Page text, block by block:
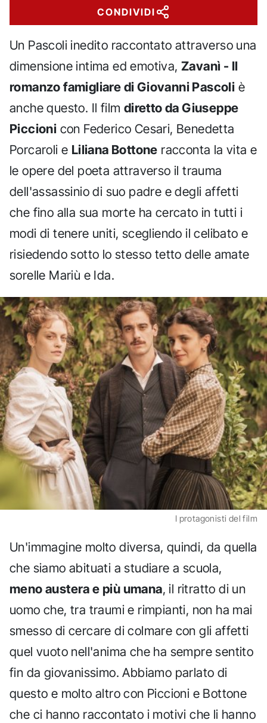
CONDIVIDI
Un Pascoli inedito raccontato attraverso una
dimensione intima ed emotiva, Zavanì - Il
romanzo famigliare di Giovanni Pascoli è
anche questo. Il film diretto da Giuseppe
Piccioni con Federico Cesari, Benedetta
Porcaroli e Liliana Bottone racconta la vita e
le opere del poeta attraverso il trauma
dell'assassinio di suo padre e degli affetti
che fino alla sua morte ha cercato in tutti i
modi di tenere uniti, scegliendo il celibato e
risiedendo sotto lo stesso tetto delle amate
sorelle Mariù e Ida.
I protagonisti del film
Un'immagine molto diversa, quindi, da quella
che siamo abituati a studiare a scuola,
meno austera e più umana, il ritratto di un
uomo che, tra traumi e rimpianti, non ha mai
smesso di cercare di colmare con gli affetti
quel vuoto nell'anima che ha sempre sentito
fin da giovanissimo. Abbiamo parlato di
questo e molto altro con Piccioni e Bottone
che ci hanno raccontato i motivi che li hanno